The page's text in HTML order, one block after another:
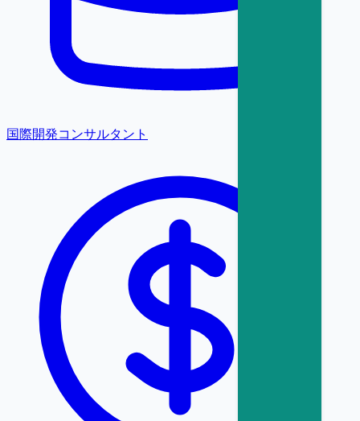
国際開発コンサルタント